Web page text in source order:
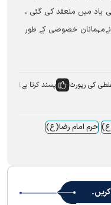
یاد میں منعقد کی گئی ،
خصوصی کے طور
کی رپورٹ
پسند کرتا ہے:
حرم امام رضا(ع)